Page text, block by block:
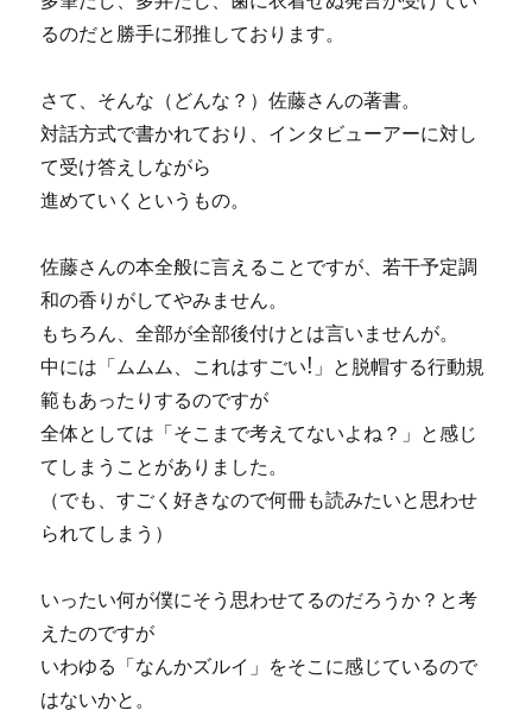
るのだと勝手に邪推しております。
さて、そんな（どんな？）佐藤さんの著書。
対話方式で書かれており、インタビューアーに対し
て受け答えしながら
進めていくというもの。
佐藤さんの本全般に言えることですが、若干予定調
和の香りがしてやみません。
もちろん、全部が全部後付けとは言いませんが。
中には「ムムム、これはすごい!」と脱帽する行動規
範もあったりするのですが
全体としては「そこまで考えてないよね？」と感じ
てしまうことがありました。
（でも、すごく好きなので何冊も読みたいと思わせ
られてしまう）
いったい何が僕にそう思わせてるのだろうか？と考
えたのですが
いわゆる「なんかズルイ」をそこに感じているので
はないかと。